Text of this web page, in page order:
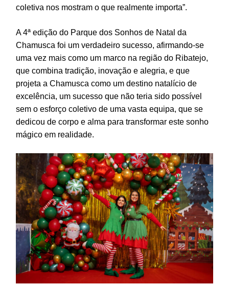
coletiva nos mostram o que realmente importa”.
A 4ª edição do Parque dos Sonhos de Natal da
Chamusca foi um verdadeiro sucesso, afirmando-se
uma vez mais como um marco na região do Ribatejo,
que combina tradição, inovação e alegria, e que
projeta a Chamusca como um destino natalício de
excelência, um sucesso que não teria sido possível
sem o esforço coletivo de uma vasta equipa, que se
dedicou de corpo e alma para transformar este sonho
mágico em realidade.